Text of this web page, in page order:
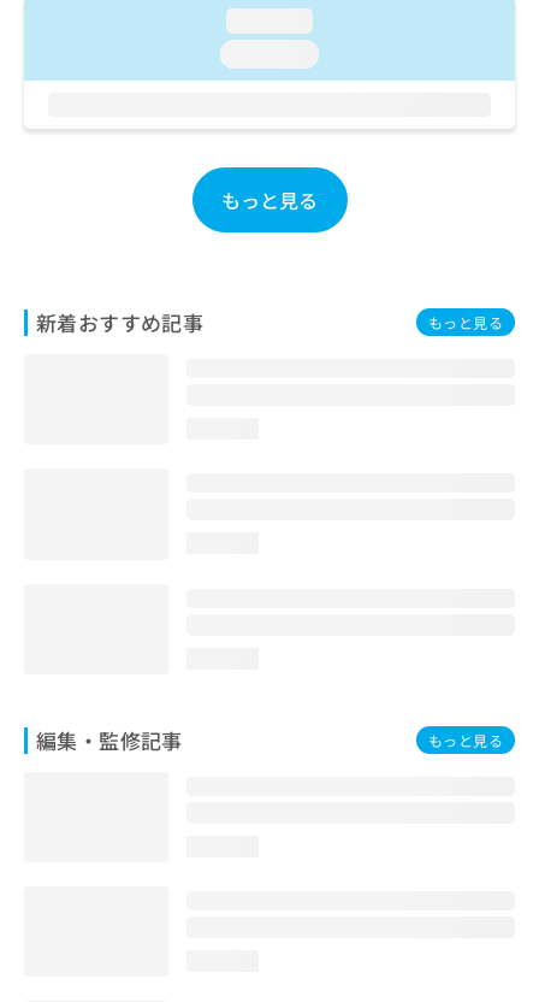
もっと見る
新着おすすめ記事 もっと見る
編集・監修記事 もっと見る
合
せ